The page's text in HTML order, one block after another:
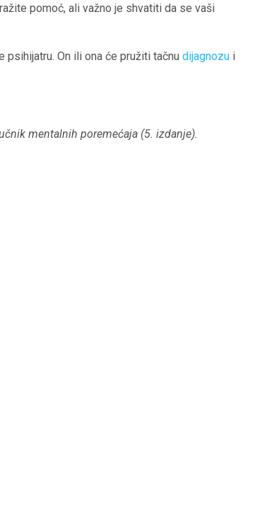
pomoć, ali važno je shvatiti da se vaši
On ili ona će pružiti tačnu dijagnozu i
mentalnih poremećaja (5. izdanje).